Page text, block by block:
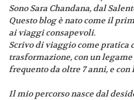
Sono Sara Chandana, dal
Questo blog è nato come il
ai viaggi consapevoli.
Scrivo di viaggio come pratica
trasformazione, con un
frequento da oltre 7 anni, e con
Il mio percorso nasce dal